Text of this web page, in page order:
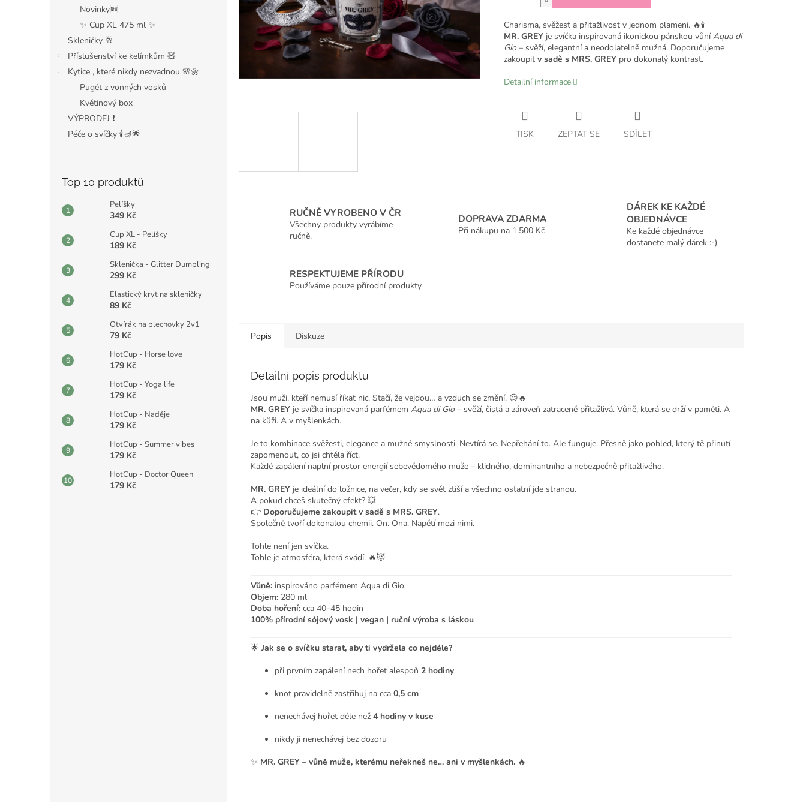
Novinky🆕
✨ Cup XL 475 ml ✨
Skleničky 🥂
Příslušenství ke kelímkům 🧸
Kytice , které nikdy nezvadnou 🌸🌼
Pugét z vonných vosků
Květinový box
VÝPRODEJ ❗️
Péče o svíčky 🕯️🪔🌟
Top 10 produktů
Pelíšky
349 Kč
Cup XL - Pelíšky
189 Kč
Sklenička - Glitter Dumpling
299 Kč
Elastický kryt na skleničky
89 Kč
Otvírák na plechovky 2v1
79 Kč
HotCup - Horse love
179 Kč
HotCup - Yoga life
179 Kč
HotCup - Naděje
179 Kč
HotCup - Summer vibes
179 Kč
HotCup - Doctor Queen
179 Kč
Charisma, svěžest a přitažlivost v jednom plameni. 🔥🕯️
MR. GREYje svíčka inspirovaná ikonickou pánskou vůníAqua di
Gio– svěží, elegantní a neodolatelně mužná. Doporučujeme
zakoupit v sadě s MRS. GREYpro dokonalý kontrast.
Detailní informace
TISK ZEPTAT SE SDÍLET
RUČNĚ VYROBENO V ČR
Všechny produkty vyrábíme
ručně.
DOPRAVA ZDARMA
Při nákupu na 1.500 Kč
DÁREK KE KAŽDÉ
OBJEDNÁVCE
Ke každé objednávce
dostanete malý dárek :-)
RESPEKTUJEME PŘÍRODU
Používáme pouze přírodní produkty
Popis Diskuze
Detailní popis produktu
Jsou muži, kteří nemusí říkat nic. Stačí, že vejdou… a vzduch se změní. 😌🔥
MR. GREY je svíčka inspirovaná parfémem Aqua di Gio – svěží, čistá a zároveň zatraceně přitažlivá. Vůně, která se drží v paměti. A
na kůži. A v myšlenkách.
Je to kombinace svěžesti, elegance a mužné smyslnosti. Nevtírá se. Nepřehání to. Ale funguje. Přesně jako pohled, který tě přinutí
zapomenout, co jsi chtěla říct.
Každé zapálení naplní prostor energií sebevědomého muže – klidného, dominantního a nebezpečně přitažlivého.
MR. GREY je ideální do ložnice, na večer, kdy se svět ztiší a všechno ostatní jde stranou.
A pokud chceš skutečný efekt? 💥
👉 Doporučujeme zakoupit v sadě s MRS. GREY.
Společně tvoří dokonalou chemii. On. Ona. Napětí mezi nimi.
Tohle není jen svíčka.
Tohle je atmosféra, která svádí. 🔥😈
Vůně: inspirováno parfémem Aqua di Gio
Objem: 280 ml
Doba hoření: cca 40–45 hodin
100% přírodní sójový vosk | vegan | ruční výroba s láskou
🌟 Jak se o svíčku starat, aby ti vydržela co nejdéle?
při prvním zapálení nech hořet alespoň 2 hodiny
knot pravidelně zastřihuj na cca 0,5 cm
nenechávej hořet déle než 4 hodiny v kuse
nikdy ji nenechávej bez dozoru
✨ MR. GREY – vůně muže, kterému neřekneš ne… ani v myšlenkách. 🔥